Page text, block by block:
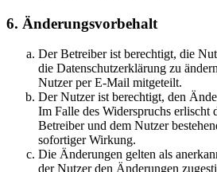
6. Änderungsvorbehalt
Der Betreiber ist berechtigt, die
die Datenschutzerklärung zu
Nutzer per E-Mail mitgeteilt.
Der Nutzer ist berechtigt, den
Im Falle des Widerspruchs erlischt
Betreiber und dem Nutzer
sofortiger Wirkung.
Die Änderungen gelten als
der Nutzer den Änderungen